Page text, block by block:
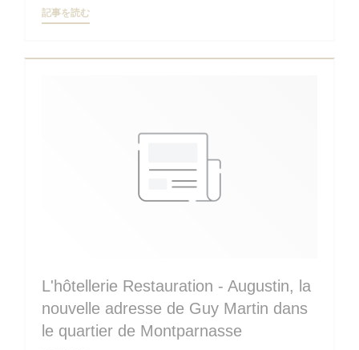
記事を読む((新しいウィンドウで開きます))
L'hôtellerie Restauration - Augustin, la
nouvelle adresse de Guy Martin dans
le quartier de Montparnasse